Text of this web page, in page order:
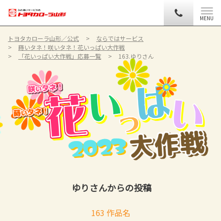
MENU
トヨタカローラ山形／公式
ならではサービス
蒔いタネ！咲いタネ！花いっぱい大作戦
「花いっぱい大作戦」応募一覧
163.ゆりさん
163 作品名
ゆりさんからの投稿